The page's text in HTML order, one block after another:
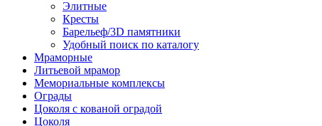
Элитные
Кресты
Барельеф/3D памятники
Удобный поиск по каталогу
Мраморные
Литьевой мрамор
Мемориальные комплексы
Ограды
Цоколя с кованой оградой
Цоколя